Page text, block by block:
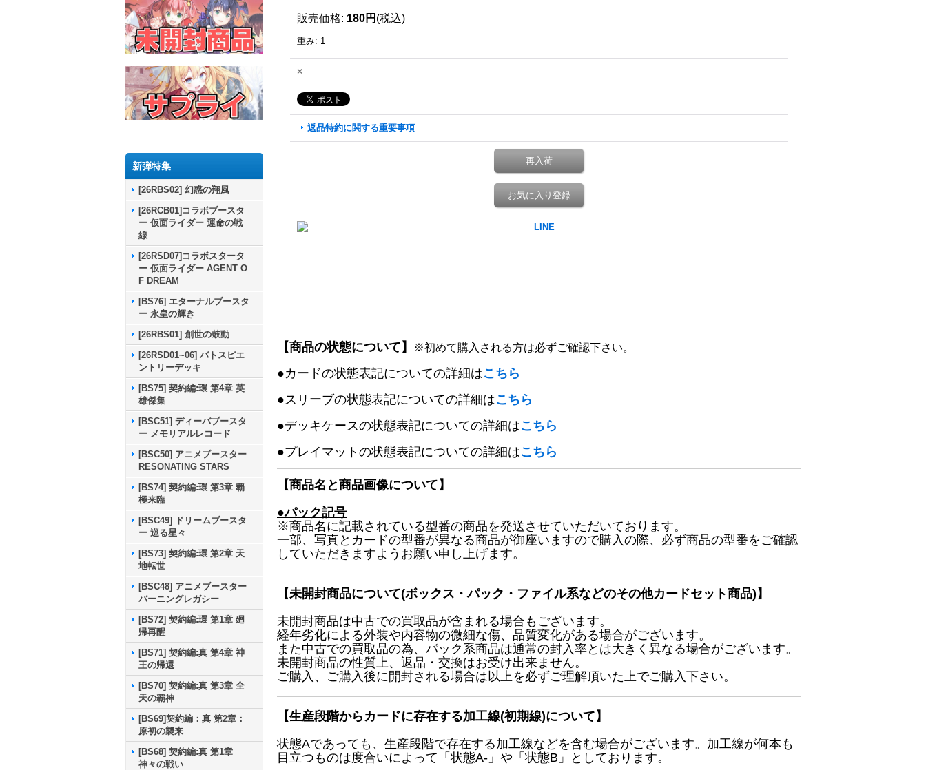
新弾特集
[26RBS02] 幻惑の翔風
[26RCB01]コラボブースタ
ー 仮面ライダー 運命の戦
線
[26RSD07]コラボスタータ
ー 仮面ライダー AGENT O
F DREAM
[BS76] エターナルブースタ
ー 永皇の輝き
[26RBS01] 創世の鼓動
[26RSD01~06] バトスピエ
ントリーデッキ
[BS75] 契約編:環 第4章 英
雄傑集
[BSC51] ディーバブースタ
ー メモリアルレコード
[BSC50] アニメブースター
RESONATING STARS
[BS74] 契約編:環 第3章 覇
極来臨
[BSC49] ドリームブースタ
ー 巡る星々
[BS73] 契約編:環 第2章 天
地転世
[BSC48] アニメブースター
バーニングレガシー
[BS72] 契約編:環 第1章 廻
帰再醒
[BS71] 契約編:真 第4章 神
王の帰還
[BS70] 契約編:真 第3章 全
天の覇神
[BS69]契約編：真 第2章：
原初の襲来
[BS68] 契約編:真 第1章
神々の戦い
販売価格: 180円 (税込)
重み: 1
×
返品特約に関する重要事項
再入荷
お気に入り登録
【商品の状態について】 ※初めて購入される方は必ずご確認下さい。
●カードの状態表記についての詳細はこちら
●スリーブの状態表記についての詳細はこちら
●デッキケースの状態表記についての詳細はこちら
●プレイマットの状態表記についての詳細はこちら
【商品名と商品画像について】
●パック記号
※商品名に記載されている型番の商品を発送させていただいております。
一部、写真とカードの型番が異なる商品が御座いますので購入の際、必ず商品の型番をご確認
していただきますようお願い申し上げます。
【未開封商品について(ボックス・パック・ファイル系などのその他カードセット商品)】
未開封商品は中古での買取品が含まれる場合もございます。
経年劣化による外装や内容物の微細な傷、品質変化がある場合がございます。
また中古での買取品の為、パック系商品は通常の封入率とは大きく異なる場合がございます。
未開封商品の性質上、返品・交換はお受け出来ません。
ご購入、ご購入後に開封される場合は以上を必ずご理解頂いた上でご購入下さい。
【生産段階からカードに存在する加工線(初期線)について】
状態Aであっても、生産段階で存在する加工線などを含む場合がございます。加工線が何本も
目立つものは度合いによって「状態A-」や「状態B」としております。